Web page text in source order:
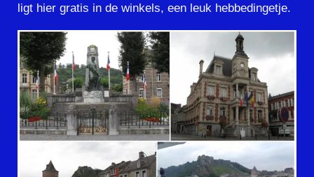
ligt hier gratis in de winkels, een leuk hebbedingetje.